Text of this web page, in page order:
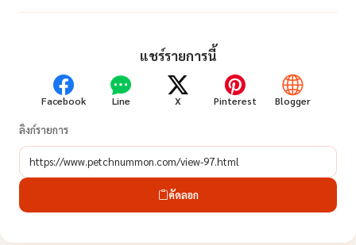
แชร์รายการนี้
Facebook Line X Pinterest Blogger
ลิงก์รายการ
คัดลอก